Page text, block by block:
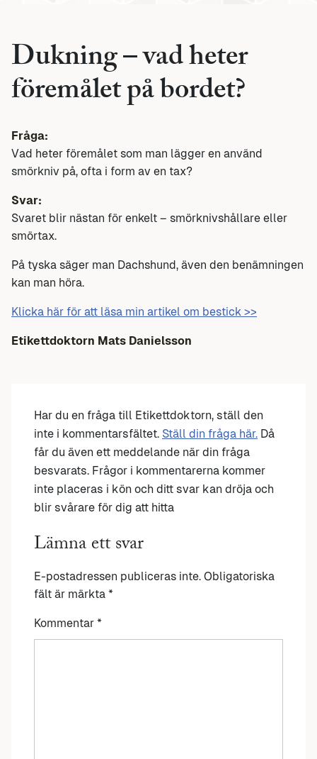
Dukning – vad heter
föremålet på bordet?
Fråga:
Vad heter föremålet som man lägger en använd
smörkniv på, ofta i form av en tax?
Svar:
Svaret blir nästan för enkelt – smörknivshållare eller
smörtax.
På tyska säger man Dachshund, även den benämningen
kan man höra.
Klicka här för att läsa min artikel om bestick >>
Etikettdoktorn Mats Danielsson
Har du en fråga till Etikettdoktorn, ställ den
inte i kommentarsfältet. Ställ din fråga här. Då
får du även ett meddelande när din fråga
besvarats. Frågor i kommentarerna kommer
inte placeras i kön och ditt svar kan dröja och
blir svårare för dig att hitta
Lämna ett svar
E-postadressen publiceras inte. Obligatoriska
fält är märkta *
Kommentar *